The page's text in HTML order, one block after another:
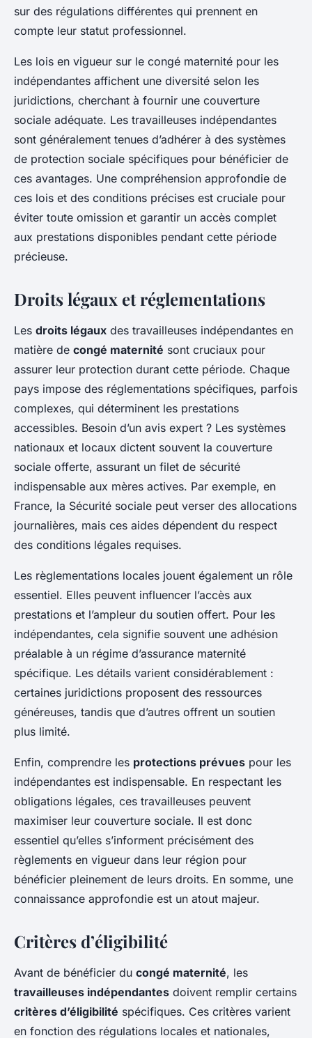
sur des régulations différentes qui prennent en
compte leur statut professionnel.
Les lois en vigueur sur le congé maternité pour les
indépendantes affichent une diversité selon les
juridictions, cherchant à fournir une couverture
sociale adéquate. Les travailleuses indépendantes
sont généralement tenues d’adhérer à des systèmes
de protection sociale spécifiques pour bénéficier de
ces avantages. Une compréhension approfondie de
ces lois et des conditions précises est cruciale pour
éviter toute omission et garantir un accès complet
aux prestations disponibles pendant cette période
précieuse.
Droits légaux et réglementations
Les droits légaux des travailleuses indépendantes en
matière de congé maternité sont cruciaux pour
assurer leur protection durant cette période. Chaque
pays impose des réglementations spécifiques, parfois
complexes, qui déterminent les prestations
accessibles. Besoin d’un avis expert ? Les systèmes
nationaux et locaux dictent souvent la couverture
sociale offerte, assurant un filet de sécurité
indispensable aux mères actives. Par exemple, en
France, la Sécurité sociale peut verser des allocations
journalières, mais ces aides dépendent du respect
des conditions légales requises.
Les règlementations locales jouent également un rôle
essentiel. Elles peuvent influencer l’accès aux
prestations et l’ampleur du soutien offert. Pour les
indépendantes, cela signifie souvent une adhésion
préalable à un régime d’assurance maternité
spécifique. Les détails varient considérablement :
certaines juridictions proposent des ressources
généreuses, tandis que d’autres offrent un soutien
plus limité.
Enfin, comprendre les protections prévues pour les
indépendantes est indispensable. En respectant les
obligations légales, ces travailleuses peuvent
maximiser leur couverture sociale. Il est donc
essentiel qu’elles s’informent précisément des
règlements en vigueur dans leur région pour
bénéficier pleinement de leurs droits. En somme, une
connaissance approfondie est un atout majeur.
Critères d’éligibilité
Avant de bénéficier du congé maternité, les
travailleuses indépendantes doivent remplir certains
critères d’éligibilité spécifiques. Ces critères varient
en fonction des régulations locales et nationales,